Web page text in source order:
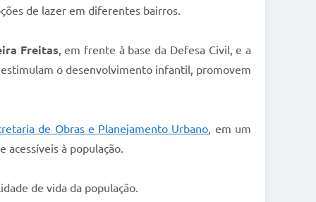
de lazer em diferentes bairros.
Freitas, em frente à base da Defesa Civil, e a
o desenvolvimento infantil, promovem
de Obras e Planejamento Urbano, em um
acessíveis à população.
de vida da população.